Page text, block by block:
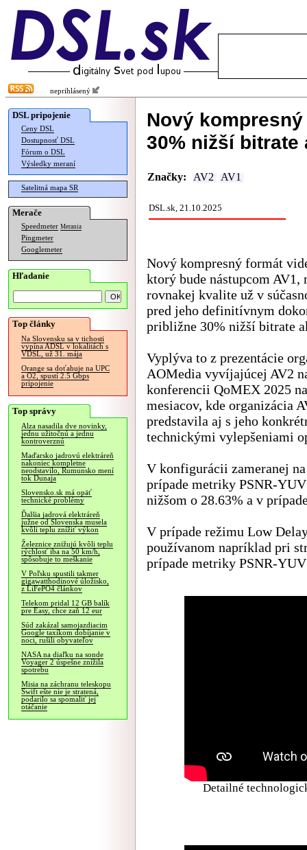
neprihlásený
DSL pripojenie
Ceny DSL
Dostupnosť DSL
Fórum o DSL
Výsledky meraní
Satelitná mapa SR
Merače
Speedmeter Merania
Pingmeter
Googlemeter
Hľadanie
Top články
Na Slovensku sa v tichosti
vypína ADSL v lokalitách s
VDSL, už 31. mája
Orange sa doťahuje na UPC
a O2, spustí 2.5 Gbps
pripojenie
Top správy
Alza nasadila dve novinky,
jednu užitočnú a jednu
kontroverznú
Maďarsko jadrovú elektráreň
nakoniec kompletne
neodstavilo, Rumunsko mení
tok Dunaja
Slovensko.sk má opäť
technické problémy
Ďalšia jadrová elektráreň
južne od Slovenska musela
kvôli teplu znížiť výkon
Železnice znižujú kvôli teplu
rýchlosť iba na 50 km/h,
spôsobuje to meškanie
V Poľsku spustili takmer
gigawatthodinové úložisko,
z LiFePO4 článkov
Telekom pridal 12 GB balík
pre Easy, chce zaň 12 eur
Súd zakázal samojazdiacim
Google taxíkom dobíjanie v
noci, rušili obyvateľov
NASA na diaľku na sonde
Voyager 2 úspešne znížila
spotrebu
Misia na záchranu teleskopu
Swift ešte nie je stratená,
podarilo sa spomaliť jej
otáčanie
Nový
30% nižší bitrate
Značky: AV2 AV1
DSL.sk, 21.10.2025
Nový kompresný formát
ktorý bude nástupcom AV1,
rovnakej kvalite už v
pred jeho definitívnym
približne 30% nižší bitrate
Vyplýva to z prezentácie
AOMedia vyvíjajúcej AV2
konferencii QoMEX 2025
mesiacov, kde organizácia
predstavila aj s jeho
technickými vylepšeniami
V konfigurácii zameranej
prípade metriky PSNR-
nižšom o 28.63% a v
V prípade režimu Low
používanom napríklad pri
prípade metriky PSNR-
Detailné